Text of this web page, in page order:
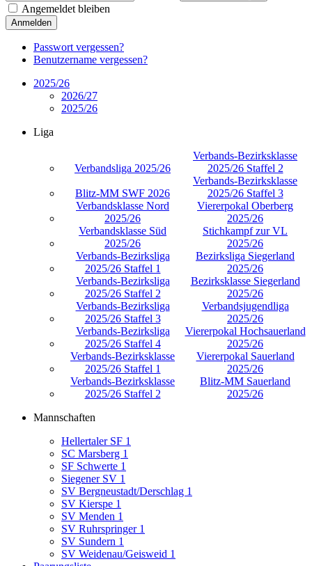
Angemeldet bleiben
Anmelden
Passwort vergessen?
Benutzername vergessen?
2025/26
2026/27
2025/26
Liga
Verbandsliga 2025/26
Verbands-Bezirksklasse
2025/26 Staffel 2
Blitz-MM SWF 2026
Verbands-Bezirksklasse
2025/26 Staffel 3
Verbandsklasse Nord
2025/26
Viererpokal Oberberg
2025/26
Verbandsklasse Süd
2025/26
Stichkampf zur VL
2025/26
Verbands-Bezirksliga
2025/26 Staffel 1
Bezirksliga Siegerland
2025/26
Verbands-Bezirksliga
2025/26 Staffel 2
Bezirksklasse Siegerland
2025/26
Verbands-Bezirksliga
2025/26 Staffel 3
Verbandsjugendliga
2025/26
Verbands-Bezirksliga
2025/26 Staffel 4
Viererpokal Hochsauerland
2025/26
Verbands-Bezirksklasse
2025/26 Staffel 1
Viererpokal Sauerland
2025/26
Verbands-Bezirksklasse
2025/26 Staffel 2
Blitz-MM Sauerland
2025/26
Mannschaften
Hellertaler SF 1
SC Marsberg 1
SF Schwerte 1
Siegener SV 1
SV Bergneustadt/Derschlag 1
SV Kierspe 1
SV Menden 1
SV Ruhrspringer 1
SV Sundern 1
SV Weidenau/Geisweid 1